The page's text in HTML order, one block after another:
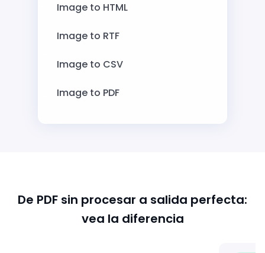
Image to HTML
Image to RTF
Image to CSV
Image to PDF
De PDF sin procesar a salida perfecta:
vea la diferencia